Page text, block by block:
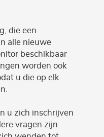
die een
alle nieuwe
beschikbaar
worden ook
u die op elk
u zich inschrijven
vragen zijn